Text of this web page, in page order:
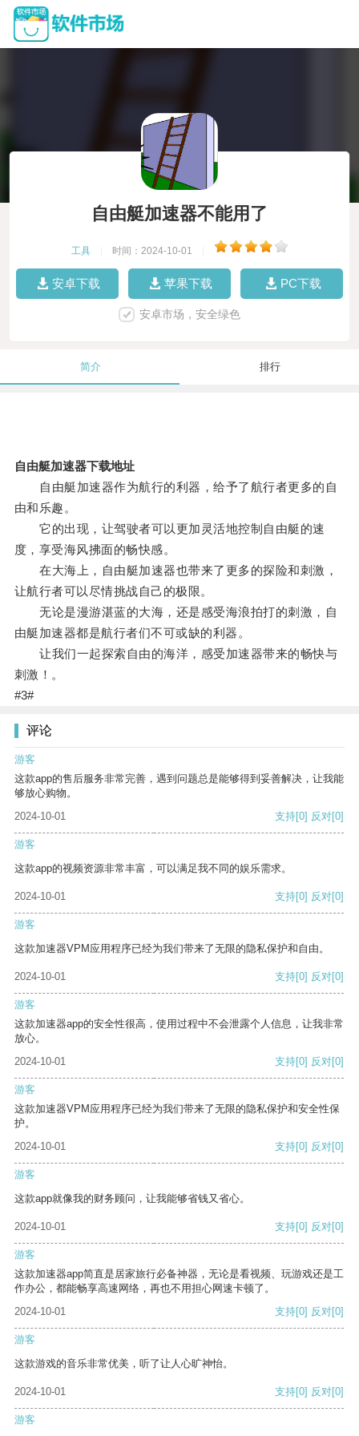
自由艇加速器不能用了
工具 时间：2024-10-01
安卓下载 苹果下载 PC下载
安卓市场，安全绿色
简介 排行
自由艇加速器下载地址
自由艇加速器作为航行的利器，给予了航行者更多的自
由和乐趣。
它的出现，让驾驶者可以更加灵活地控制自由艇的速
度，享受海风拂面的畅快感。
在大海上，自由艇加速器也带来了更多的探险和刺激，
让航行者可以尽情挑战自己的极限。
无论是漫游湛蓝的大海，还是感受海浪拍打的刺激，自
由艇加速器都是航行者们不可或缺的利器。
让我们一起探索自由的海洋，感受加速器带来的畅快与
刺激！。
#3#
评论
游客
这款app的售后服务非常完善，遇到问题总是能够得到妥善解决，让我能
够放心购物。
2024-10-01
支持[0] 反对[0]
游客
这款app的视频资源非常丰富，可以满足我不同的娱乐需求。
2024-10-01 支持[0] 反对[0]
游客
这款加速器VPM应用程序已经为我们带来了无限的隐私保护和自由。
2024-10-01 支持[0] 反对[0]
游客
这款加速器app的安全性很高，使用过程中不会泄露个人信息，让我非常
放心。
2024-10-01
支持[0] 反对[0]
游客
这款加速器VPM应用程序已经为我们带来了无限的隐私保护和安全性保
护。
2024-10-01
支持[0] 反对[0]
游客
这款app就像我的财务顾问，让我能够省钱又省心。
2024-10-01 支持[0] 反对[0]
游客
这款加速器app简直是居家旅行必备神器，无论是看视频、玩游戏还是工
作办公，都能畅享高速网络，再也不用担心网速卡顿了。
2024-10-01
支持[0] 反对[0]
游客
这款游戏的音乐非常优美，听了让人心旷神怡。
2024-10-01 支持[0] 反对[0]
游客